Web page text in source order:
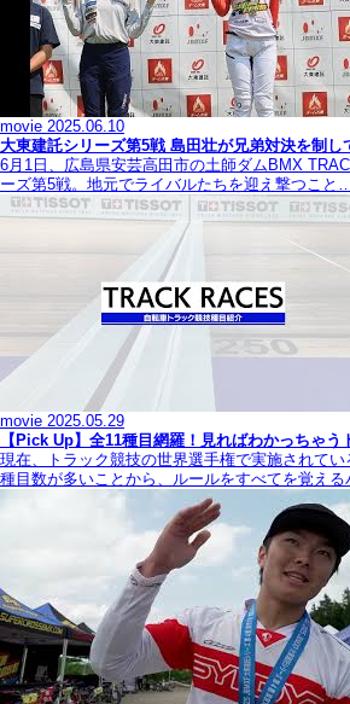
movie 2025.06.10
大東建託シリーズ第5戦 島田壮が兄弟対決を制し
6月1日、広島県安芸高田市の土師ダムBMX
ーズ第5戦。地元でライバルたちを迎え撃つこと…
movie 2025.05.29
【Pick Up】全11種目網羅！見ればわかっちゃう
現在、トラック競技の世界選手権で実施されて
種目数が多いことから、ルールをすべてを覚える